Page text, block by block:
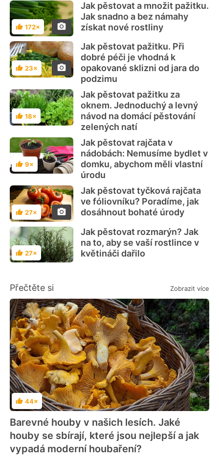
Hodnocení
172×
Jak pěstovat a množit pažitku.
Jak snadno a bez námahy
získat nové rostliny
Hodnocení
23×
Jak pěstovat pažitku. Při
dobré péči je vhodná k
opakované sklizni od jara do
podzimu
Hodnocení
18×
Jak pěstovat pažitku za
oknem. Jednoduchý a levný
návod na domácí pěstování
zelených natí
Hodnocení
9×
Jak pěstovat rajčata v
nádobách: Nemusíme bydlet v
domku, abychom měli vlastní
úrodu
Hodnocení
27×
Jak pěstovat tyčková rajčata
ve fóliovníku? Poradíme, jak
dosáhnout bohaté úrody
Hodnocení
27×
Jak pěstovat rozmarýn? Jak
na to, aby se vaší rostlince v
květináči dařilo
Přečtěte si Zobrazit více
Hodnocení
44×
Barevné houby v našich lesích. Jaké
houby se sbírají, které jsou nejlepší a jak
vypadá moderní houbaření?